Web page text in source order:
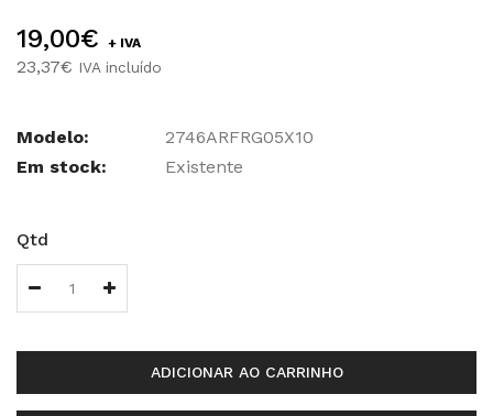
19,00€ + IVA
23,37€ IVA incluído
Modelo:
2746ARFRG05X10
Em stock:
Existente
Qtd
ADICIONAR AO CARRINHO